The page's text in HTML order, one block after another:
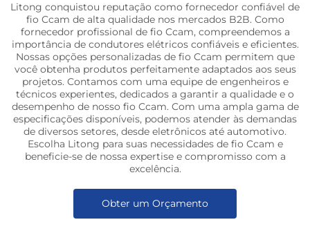
Litong conquistou reputação como fornecedor confiável de
fio Ccam de alta qualidade nos mercados B2B. Como
fornecedor profissional de fio Ccam, compreendemos a
importância de condutores elétricos confiáveis e eficientes.
Nossas opções personalizadas de fio Ccam permitem que
você obtenha produtos perfeitamente adaptados aos seus
projetos. Contamos com uma equipe de engenheiros e
técnicos experientes, dedicados a garantir a qualidade e o
desempenho de nosso fio Ccam. Com uma ampla gama de
especificações disponíveis, podemos atender às demandas
de diversos setores, desde eletrônicos até automotivo.
Escolha Litong para suas necessidades de fio Ccam e
beneficie-se de nossa expertise e compromisso com a
excelência.
Obter um Orçamento